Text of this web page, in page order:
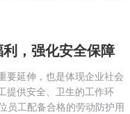
，强化安全保障
要延伸，也是体现企业社会
提供安全、卫生的工作环
员工配备合格的劳动防护用